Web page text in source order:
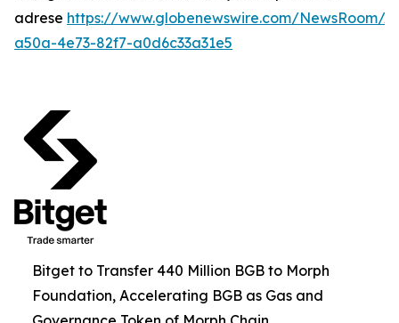
adrese https://www.globenewswire.com/NewsRoom/
a50a-4e73-82f7-a0d6c33a31e5
Bitget to Transfer 440 Million BGB to Morph
Foundation, Accelerating BGB as Gas and